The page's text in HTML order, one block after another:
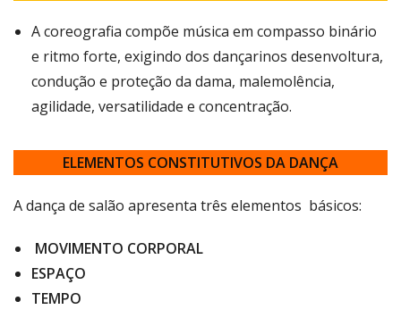
A coreografia compõe música em compasso binário
e ritmo forte, exigindo dos dançarinos desenvoltura,
condução e proteção da dama, malemolência,
agilidade, versatilidade e concentração.
ELEMENTOS CONSTITUTIVOS DA DANÇA
A dança de salão apresenta três elementos básicos:
MOVIMENTO CORPORAL
ESPAÇO
TEMPO